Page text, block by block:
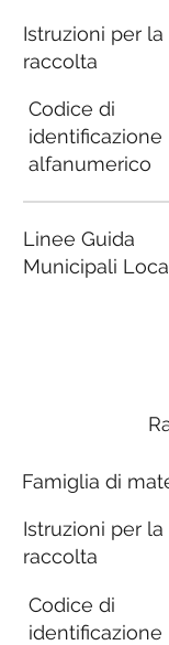
Istruzioni per la
raccolta
Codice di
identificazione
alfanumerico
Linee Guida
Municipali
Famiglia di
Istruzioni per la
raccolta
Codice di
identificazione